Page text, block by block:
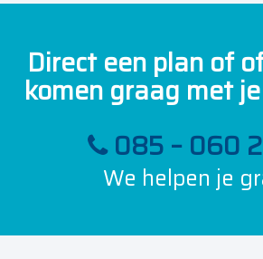
Direct een plan of
komen graag met
085 – 060
We helpen je